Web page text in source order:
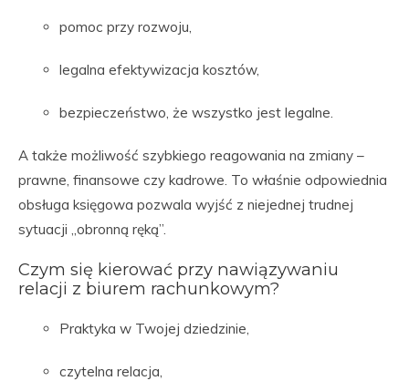
pomoc przy rozwoju,
legalna efektywizacja kosztów,
bezpieczeństwo, że wszystko jest legalne.
A także możliwość szybkiego reagowania na zmiany –
prawne, finansowe czy kadrowe. To właśnie odpowiednia
obsługa księgowa pozwala wyjść z niejednej trudnej
sytuacji „obronną ręką”.
Czym się kierować przy nawiązywaniu
relacji z biurem rachunkowym?
Praktyka w Twojej dziedzinie,
czytelna relacja,